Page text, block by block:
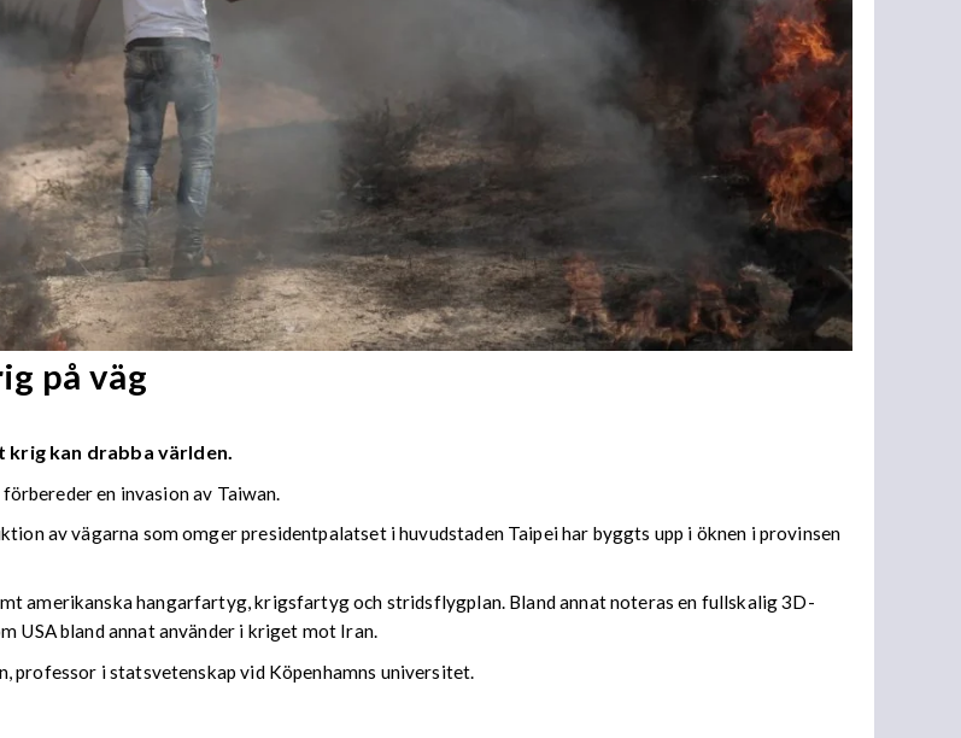
på väg
kan drabba världen.
en invasion av Taiwan.
av vägarna som omger presidentpalatset i huvudstaden Taipei har byggts upp i öknen i provinsen
amerikanska hangarfartyg, krigsfartyg och stridsflygplan. Bland annat noteras en fullskalig 3D-
USA bland annat använder i kriget mot Iran.
professor i statsvetenskap vid Köpenhamns universitet.